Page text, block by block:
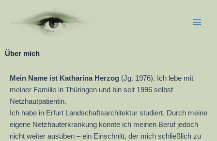
Über mich
Mein Name ist Katharina Herzog (Jg. 1976). Ich lebe mit
meiner Familie in Thüringen und bin seit 1996 selbst
Netzhautpatientin.
Ich habe in Erfurt Landschaftsarchitektur studiert. Durch meine
eigene Netzhauterkrankung konnte ich meinen Beruf jedoch
nicht weiter ausüben – ein Einschnitt, der mich schließlich zu